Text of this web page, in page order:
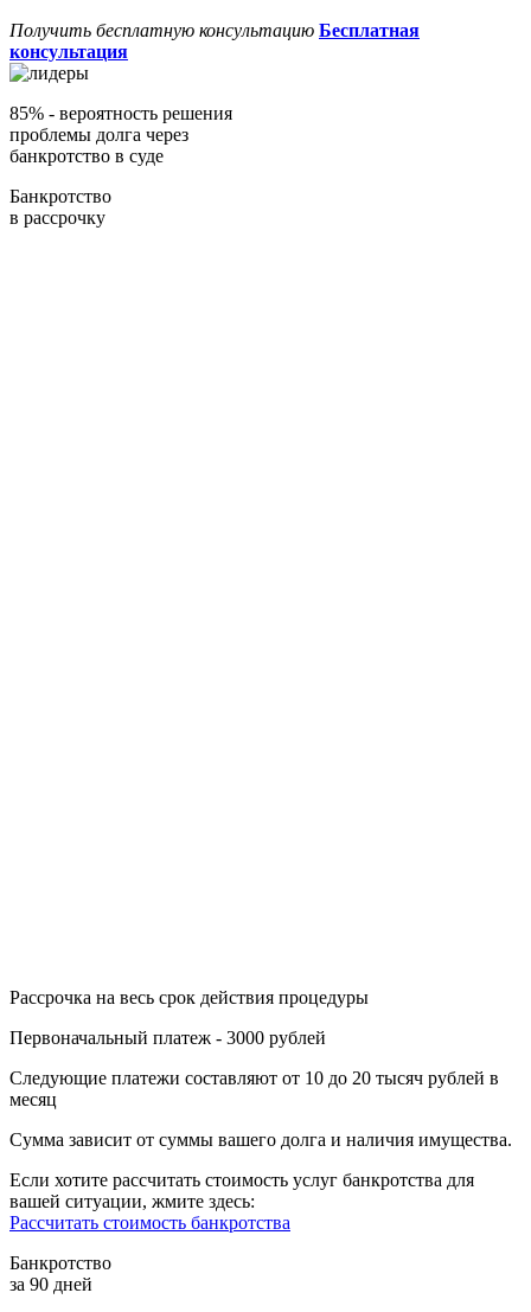
Получить бесплатную консультацию Бесплатная
консультация
85% - вероятность решения
проблемы долга через
банкротство в суде
Банкротство
в рассрочку
Рассрочка на весь срок действия процедуры
Первоначальный платеж - 3000 рублей
Следующие платежи составляют от 10 до 20 тысяч рублей в
месяц
Сумма зависит от суммы вашего долга и наличия имущества.
Если хотите рассчитать стоимость услуг банкротства для
вашей ситуации, жмите здесь:
Рассчитать стоимость банкротства
Банкротство
за 90 дней